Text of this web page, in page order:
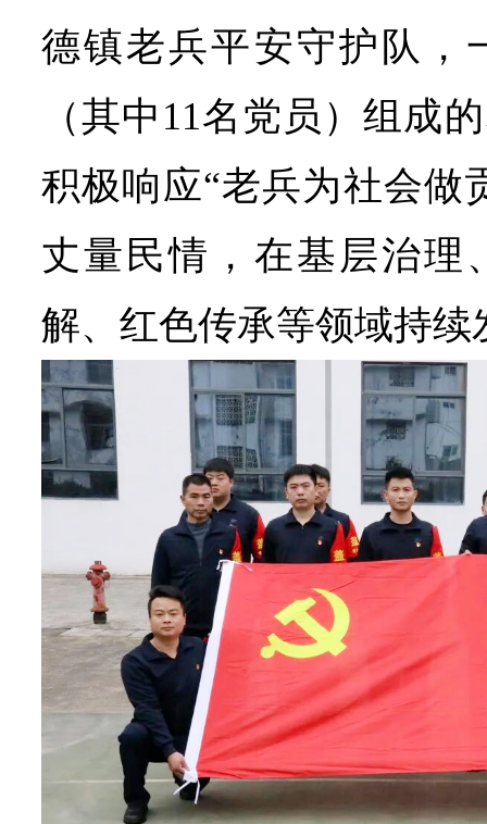
德镇老兵平安守护队，
（其中11名党员）组成
积极响应“老兵为社会做
丈量民情，在基层治理
解、红色传承等领域持续